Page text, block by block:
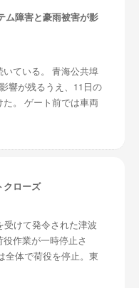
ム障害と豪雨被害が影
ている。 青海公共埠
響が残るうえ、11日の
。 ゲート前では車両
クローズ
けて発令された津波
作業が一時停止さ
全体で荷役を停止。東